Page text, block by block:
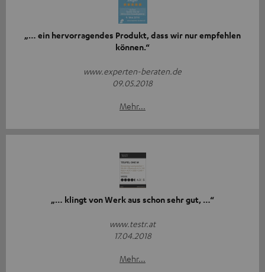
„… ein hervorragendes Produkt, dass wir nur empfehlen
können.“
www.experten-beraten.de
09.05.2018
Mehr...
„… klingt von Werk aus schon sehr gut, …“
www.testr.at
17.04.2018
Mehr...